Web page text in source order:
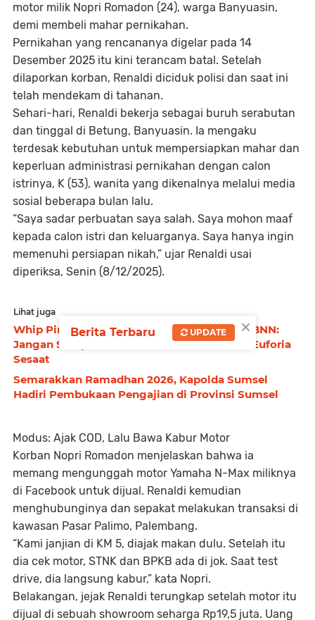
motor milik Nopri Romadon (24), warga Banyuasin,
demi membeli mahar pernikahan.
Pernikahan yang rencananya digelar pada 14
Desember 2025 itu kini terancam batal. Setelah
dilaporkan korban, Renaldi diciduk polisi dan saat ini
telah mendekam di tahanan.
Sehari-hari, Renaldi bekerja sebagai buruh serabutan
dan tinggal di Betung, Banyuasin. Ia mengaku
terdesak kebutuhan untuk mempersiapkan mahar dan
keperluan administrasi pernikahan dengan calon
istrinya, K (53), wanita yang dikenalnya melalui media
sosial beberapa bulan lalu.
“Saya sadar perbuatan saya salah. Saya mohon maaf
kepada calon istri dan keluarganya. Saya hanya ingin
memenuhi persiapan nikah,” ujar Renaldi usai
diperiksa, Senin (8/12/2025).
Lihat juga
Whip Pink Dijual Bebas di Tempat Hiburan, BNN:
Jangan Sampai Generasi Muda Jadi Korban Euforia
Sesaat
Semarakkan Ramadhan 2026, Kapolda Sumsel
Hadiri Pembukaan Pengajian di Provinsi Sumsel
Modus: Ajak COD, Lalu Bawa Kabur Motor
Korban Nopri Romadon menjelaskan bahwa ia
memang mengunggah motor Yamaha N-Max miliknya
di Facebook untuk dijual. Renaldi kemudian
menghubunginya dan sepakat melakukan transaksi di
kawasan Pasar Palimo, Palembang.
“Kami janjian di KM 5, diajak makan dulu. Setelah itu
dia cek motor, STNK dan BPKB ada di jok. Saat test
drive, dia langsung kabur,” kata Nopri.
Belakangan, jejak Renaldi terungkap setelah motor itu
dijual di sebuah showroom seharga Rp19,5 juta. Uang
×
Berita Terbaru UPDATE